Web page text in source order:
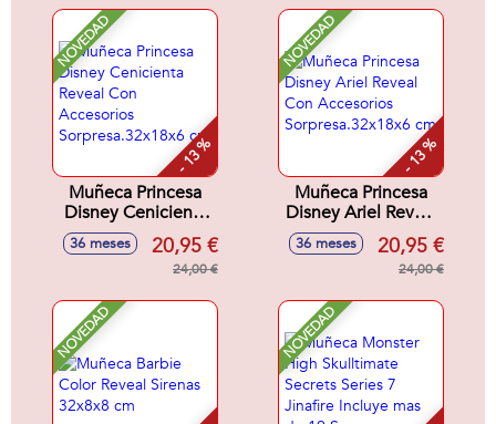
NOVEDAD
- 13 %
Muñeca Princesa
Disney Cenicienta
Reveal Con
Accesorios
Sorpresa.32x18x6
36 meses 20,95 €
24,00 €
NOVEDAD
- 13 %
Muñeca Princesa
Disney Ariel Reveal
Con Accesorios
Sorpresa.32x18x6
36 meses 20,95 €
24,00 €
NOVEDAD NOVEDAD